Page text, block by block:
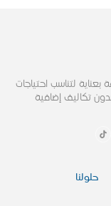
لتناسب احتياجات
تكاليف إضافية
حلولنا